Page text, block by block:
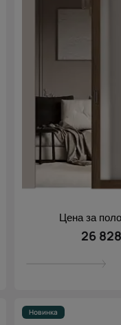
Цена за
26
Новинка